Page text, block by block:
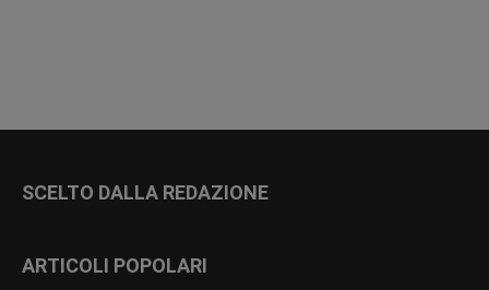
SCELTO DALLA REDAZIONE
ARTICOLI POPOLARI